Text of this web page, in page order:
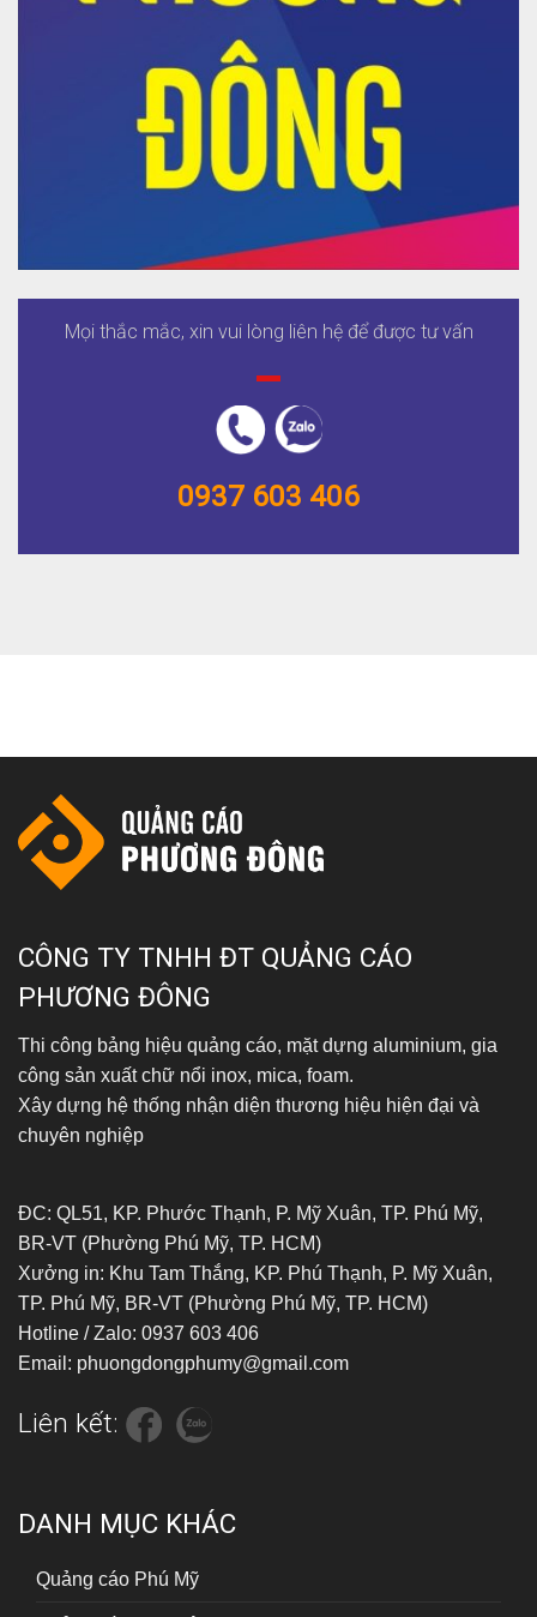
Mọi thắc mắc, xin vui lòng liên hệ để được tư vấn
0937 603 406
CÔNG TY TNHH ĐT QUẢNG CÁO
PHƯƠNG ĐÔNG
Thi công bảng hiệu quảng cáo, mặt dựng aluminium, gia
công sản xuất chữ nổi inox, mica, foam.
Xây dựng hệ thống nhận diện thương hiệu hiện đại và
chuyên nghiệp
ĐC: QL51, KP. Phước Thạnh, P. Mỹ Xuân, TP. Phú Mỹ,
BR-VT (Phường Phú Mỹ, TP. HCM)
Xưởng in: Khu Tam Thắng, KP. Phú Thạnh, P. Mỹ Xuân,
TP. Phú Mỹ, BR-VT (Phường Phú Mỹ, TP. HCM)
Hotline / Zalo: 0937 603 406
Email: phuongdongphumy@gmail.com
Liên kết:
DANH MỤC KHÁC
Quảng cáo Phú Mỹ